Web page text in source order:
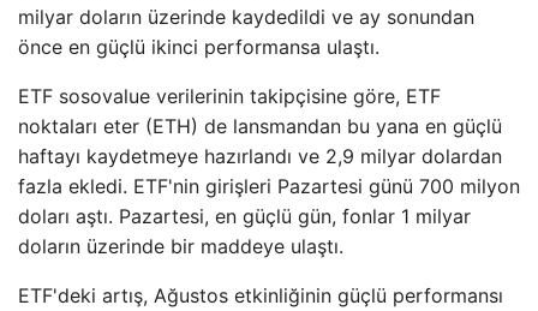
milyar doların üzerinde kaydedildi ve ay sonundan
önce en güçlü ikinci performansa ulaştı.
ETF sosovalue verilerinin takipçisine göre, ETF
noktaları eter (ETH) de lansmandan bu yana en güçlü
haftayı kaydetmeye hazırlandı ve 2,9 milyar dolardan
fazla ekledi. ETF'nin girişleri Pazartesi günü 700 milyon
doları aştı. Pazartesi, en güçlü gün, fonlar 1 milyar
doların üzerinde bir maddeye ulaştı.
ETF'deki artış, Ağustos etkinliğinin güçlü performansı